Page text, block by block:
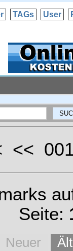
TAGs User
<<
Seite:
Neuer